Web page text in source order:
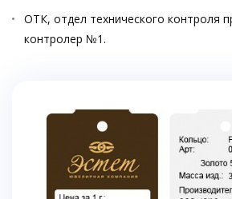
ОТК, отдел технического контроля
контролер №1.